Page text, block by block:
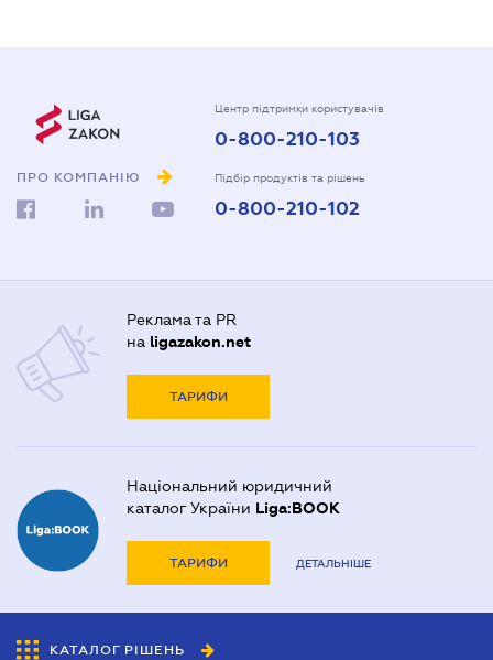
ПРО КОМПАНІЮ
Центр підтримки користувачів
0-800-210-103
Підбір продуктів та рішень
0-800-210-102
Реклама та PR
на ligazakon.net
ТАРИФИ
Національний юридичний
каталог України Liga:BOOK
ТАРИФИ ДЕТАЛЬНІШЕ
КАТАЛОГ РІШЕНЬ